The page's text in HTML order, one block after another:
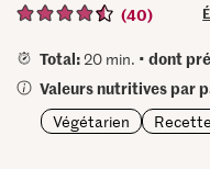
(40)
Total:20 min. •dont
Valeurs nutritives par
Végétarien